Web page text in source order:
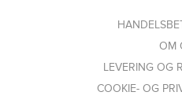
OM
LEVERING OG
COOKIE- OG